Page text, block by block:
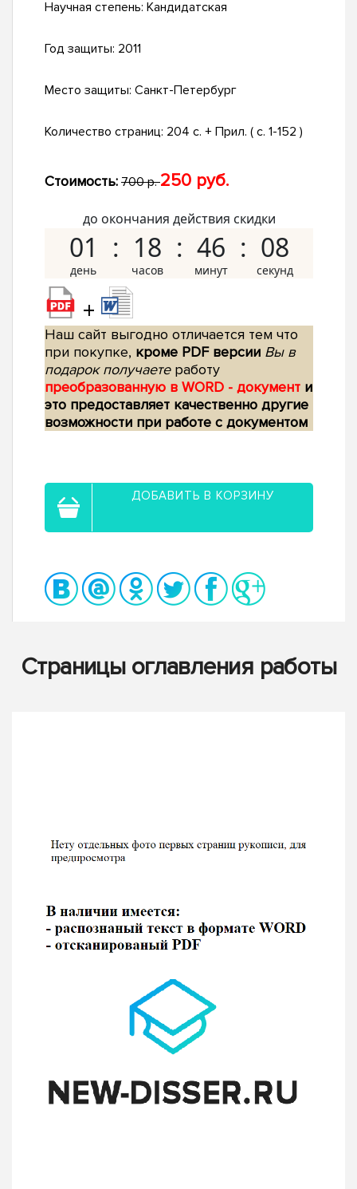
Научная степень: Кандидатская
Год защиты: 2011
Место защиты: Санкт-Петербург
Количество страниц: 204 с. + Прил. ( с. 1-152 )
Стоимость: 700 р.250 руб.
до окончания действия скидки
01 18 46 07
+
Наш сайт выгодно отличается тем что
при покупке, кроме PDF версии Вы в
подарок получаетеработу
преобразованную в WORD - документ и
это предоставляет качественно другие
возможности при работе с документом
ДОБАВИТЬ В КОРЗИНУ
Страницы оглавления работы